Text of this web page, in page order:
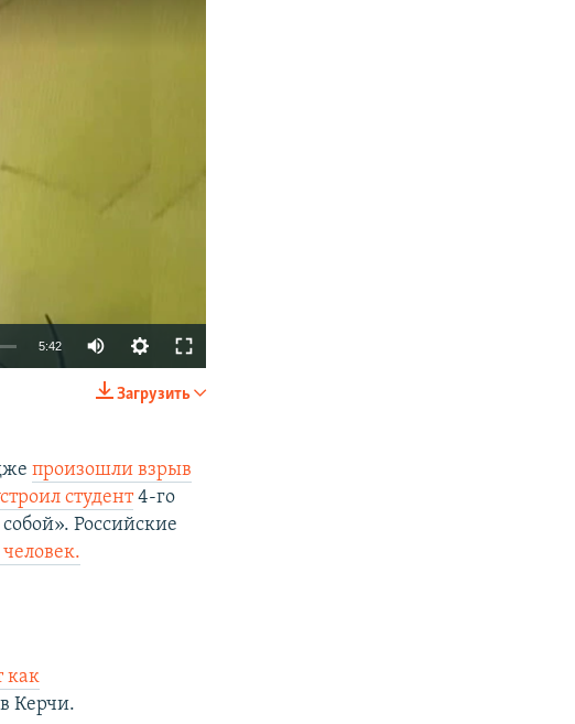
SHARE
5:42
Загрузить
произошли взрыв
студент4-го
Российские
человек.
как
Керчи.